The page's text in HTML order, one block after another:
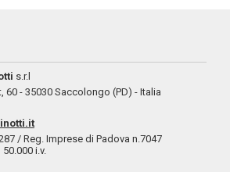
s.r.l
60 - 35030 Saccolongo (PD) - Italia
/ Reg. Imprese di Padova n.7047
i.v.